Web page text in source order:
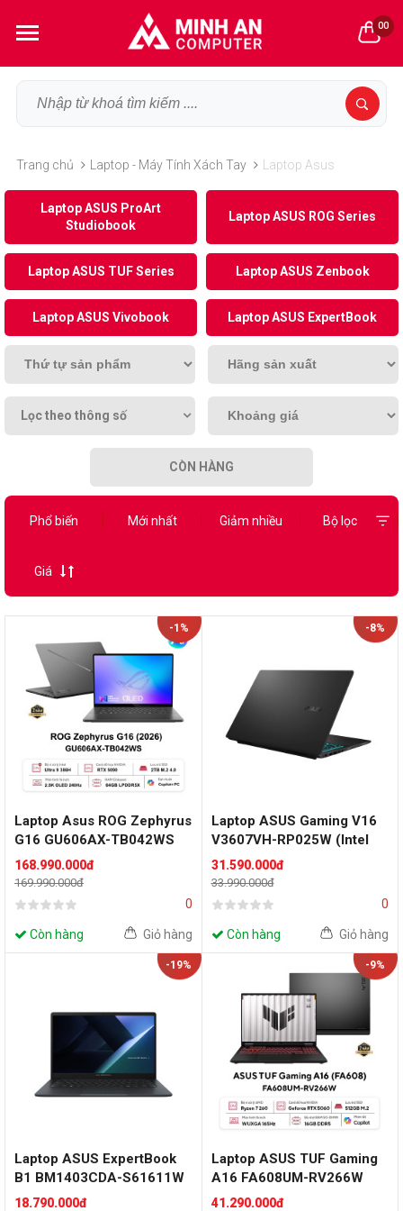
00
Trang chủ Laptop - Máy Tính Xách Tay Laptop Asus
Laptop ASUS ProArt
Studiobook
Laptop ASUS ROG Series
Laptop ASUS TUF Series Laptop ASUS Zenbook
Laptop ASUS Vivobook Laptop ASUS ExpertBook
Lọc theo thông số
CÒN HÀNG
Phổ biến Mới nhất Giảm nhiều Bộ lọc
Giá
-1%
Laptop Asus ROG Zephyrus
G16 GU606AX-TB042WS
(Intel Core Ultra 9 386H |
RTX 5090 | 16 inch 2.5K
OLED 240Hz | 64GB | 2TB |
168.990.000đ
169.990.000đ
0
Còn hàng Giỏ hàng
-8%
Laptop ASUS Gaming V16
V3607VH-RP025W (Intel
Core 7 240H | RTX 5050
8GB | 16 inch WUXGA
144Hz | 16GB | 512GB | Win
31.590.000đ
33.990.000đ
0
Còn hàng Giỏ hàng
-19%
Laptop ASUS ExpertBook
B1 BM1403CDA-S61611W
(AMD Ryzen 5 150 | 16GB |
18.790.000đ
-9%
Laptop ASUS TUF Gaming
A16 FA608UM-RV266W
(AMD Ryzen 7 260 | 16GB |
41.290.000đ